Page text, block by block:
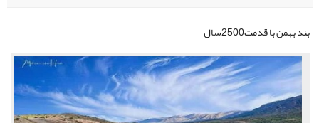
بند بهمن با قدمت2500سال